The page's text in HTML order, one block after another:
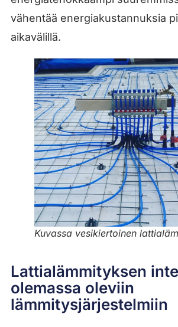
vähentää energiakustannuksia
aikavälillä.
Kuvassa vesikiertoinen
Lattialämmityksen
olemassa oleviin
lämmitysjärjestelmiin